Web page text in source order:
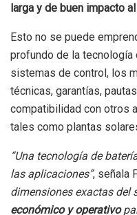
larga y de buen impacto
Esto no se puede
profundo de la
sistemas de control, los
técnicas, garantías,
compatibilidad con otros
tales como plantas
“Una tecnología de
las aplicaciones”, señala
dimensiones exactas del
económico y operativo